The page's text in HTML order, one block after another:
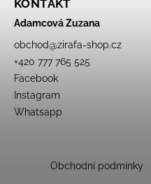
KONTAKT
Adamcová Zuzana
obchod@zirafa-shop.cz
+420 777 765 525
Facebook
Instagram
Whatsapp
Obchodní podmínky